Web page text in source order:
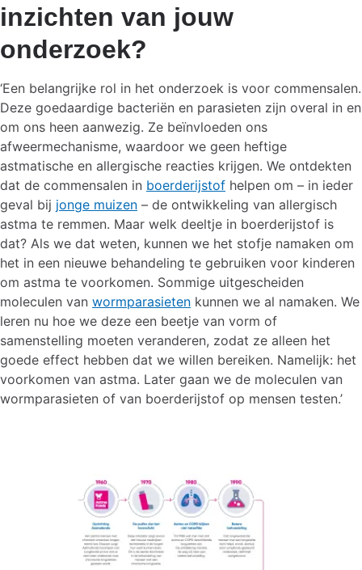
inzichten van jouw
onderzoek?
‘Een belangrijke rol in het onderzoek is voor commensalen.
Deze goedaardige bacteriën en parasieten zijn overal in en
om ons heen aanwezig. Ze beïnvloeden ons
afweermechanisme, waardoor we geen heftige
astmatische en allergische reacties krijgen. We ontdekten
dat de commensalen in boerderijstof helpen om – in ieder
geval bij jonge muizen – de ontwikkeling van allergisch
astma te remmen. Maar welk deeltje in boerderijstof is
dat? Als we dat weten, kunnen we het stofje namaken om
het in een nieuwe behandeling te gebruiken voor kinderen
om astma te voorkomen. Sommige uitgescheiden
moleculen van wormparasieten kunnen we al namaken. We
leren nu hoe we deze een beetje van vorm of
samenstelling moeten veranderen, zodat ze alleen het
goede effect hebben dat we willen bereiken. Namelijk: het
voorkomen van astma. Later gaan we de moleculen van
wormparasieten of van boerderijstof op mensen testen.’